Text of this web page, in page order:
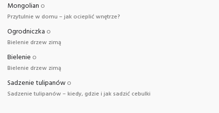
Mongolian o
Przytulnie w domu – jak ocieplić wnętrze?
Ogrodniczka o
Bielenie drzew zimą
Bielenie o
Bielenie drzew zimą
Sadzenie tulipanówo
Sadzenie tulipanów – kiedy, gdzie i jak sadzić cebulki